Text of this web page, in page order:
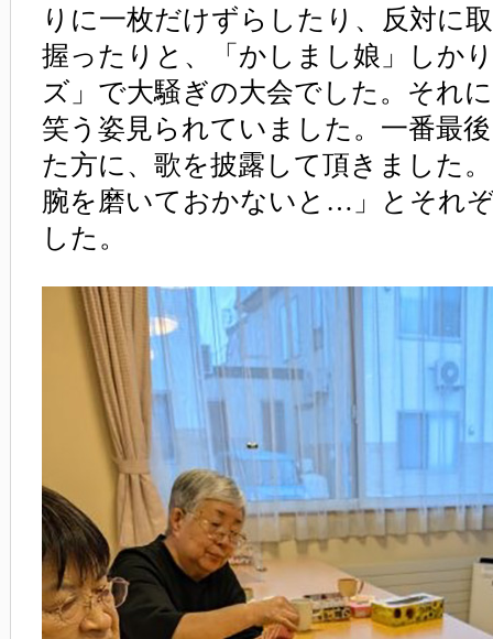
りに一枚だけずらしたり、反対に
握ったりと、「かしまし娘」しか
ズ」で大騒ぎの大会でした。それ
笑う姿見られていました。一番最
た方に、歌を披露して頂きました
腕を磨いておかないと…」とそれ
した。